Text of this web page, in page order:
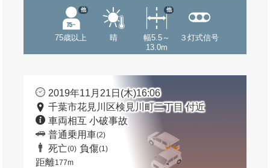
75歳以上
他
晴
幅5.5～
13.0m
他
３灯式信号
2019年11月21日(木)16:06
千葉市花見川区検見川町二丁目 付近
車両相互 小破事故
普通乗用車(2)
死亡(0) 負傷(1)
距離177m